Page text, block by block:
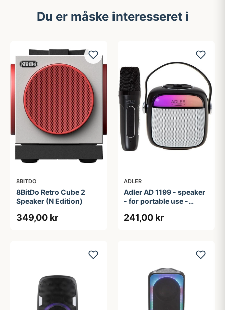
Du er måske interesseret i
8BITDO
8BitDo Retro Cube 2
Speaker (N Edition)
349,00 kr
ADLER
Adler AD 1199 - speaker
- for portable use -
241,00 kr